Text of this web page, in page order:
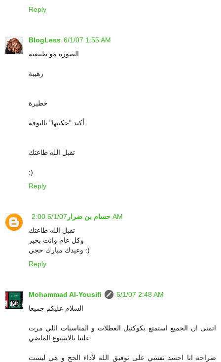
Reply
BlogLess 6/1/07 1:55 AM
الصورة مو طبيعية
رهيبة
خطيرة
أكيد "جكيتها" بالبوقة
تقبل الله طاعتك
:)
Reply
حسام بن ضرار 6/1/07 2:00 AM
تقبل الله طاعتك
وكل عام وانت بخير
وعيدك مبارك حجي :)
Reply
Mohammad Al-Yousifi
6/1/07 2:48 AM
السلام عليكم جميعا
اتمنى ان الجميع استمتع بكوكتيل العطلات و المناسبات اللي مرت
علينا بالاسبوع الماضي
صراحة انا احسد نفسي على توفيق الله لأداء الحج و هي ليست